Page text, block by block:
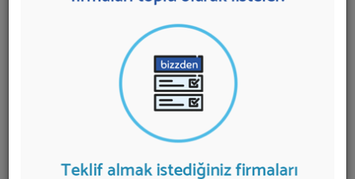
1 sonuç bulundu.
Moda E-ticaret Sitesisunan firmalar aşağıda
Moda E-ticaret Sitesiteklifi almak için
listeden seçim yapıp ya da "İlk 5 Firmadan Teklif İste"
kısmından toplu olarak teklif talebinizi firmalara
aktarabilirsiniz.